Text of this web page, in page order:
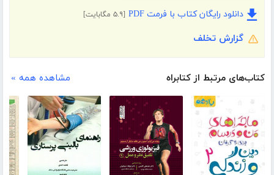
دانلود رایگان کتاب با فرمت PDF [۵.۹ مگابایت]
گزارش تخلف
کتاب‌های مرتبط از کتابراه مشاهده همه »